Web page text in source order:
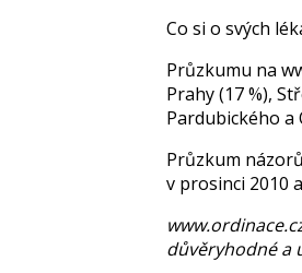
Co si o svých
Průzkumu na
Prahy (17 %),
Pardubického a
Průzkum
v prosinci 2010
důvěryhodné a